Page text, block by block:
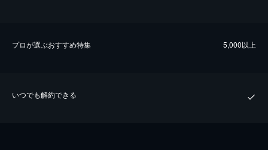
プロが選ぶおすすめ特集 5,000以上
いつでも解約できる